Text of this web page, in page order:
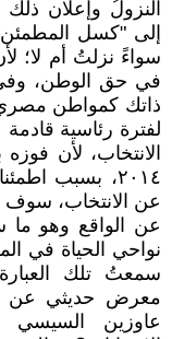
النزولُ وإعلان
إلى "كسل
سواءً نزلتُ أم لا؛
في حق الوطن،
ذاتك كمواطن
لفترة رئاسية
الانتخاب، لأن
٢٠١٤، بسبب
عن الانتخاب،
عن الواقع وهو
نواحي الحياة في
سمعتُ تلك
معرض حديثي عن
عاوزين